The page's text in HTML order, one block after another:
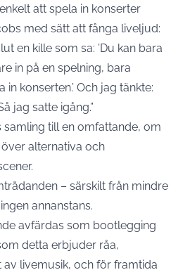
att spela in konserter
med sätt att fånga liveljud:
en kille som sa: ’Du kan bara
in på en spelning, bara
konserten.’ Och jag tänkte:
jag satte igång.”
samling till en omfattande, om
alternativa och
– särskilt från mindre
annanstans.
avfärdas som bootlegging
detta erbjuder råa,
livemusik, och för framtida